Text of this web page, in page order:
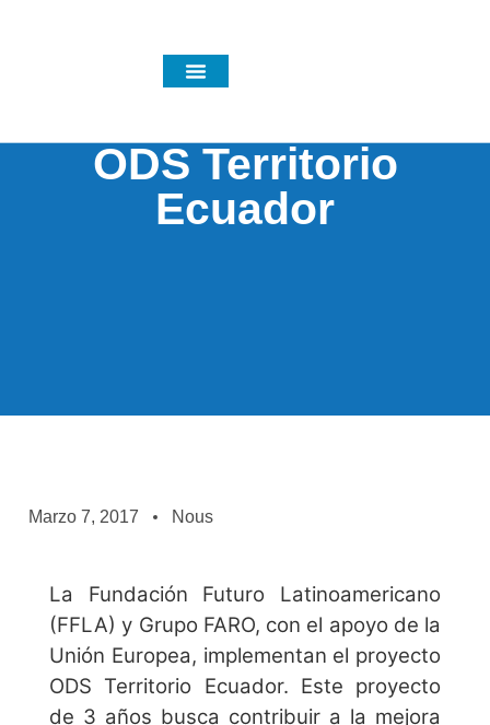
ODS Territorio
Ecuador
Marzo 7, 2017 Nous
La Fundación Futuro Latinoamericano
(FFLA) y Grupo FARO, con el apoyo de la
Unión Europea, implementan el proyecto
ODS Territorio Ecuador. Este proyecto
de 3 años busca contribuir a la mejora